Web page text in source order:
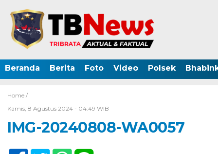
Beranda Berita Foto Video Polsek
Home /
Kamis, 8 Agustus 2024 - 04:49 WIB
IMG-20240808-WA0057